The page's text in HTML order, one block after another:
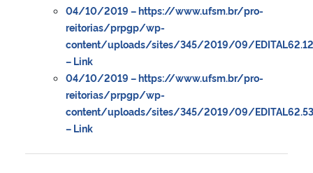
04/10/2019 – https://www.ufsm.br/pro-
reitorias/prpgp/wp-
content/uploads/sites/345/2019/09/
– Link
04/10/2019 – https://www.ufsm.br/pro-
reitorias/prpgp/wp-
content/uploads/sites/345/2019/09/
– Link